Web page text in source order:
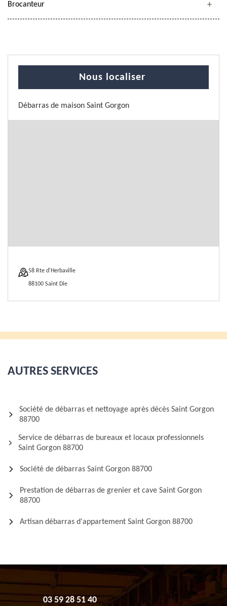
Brocanteur
Nous localiser
Débarras de maison Saint Gorgon
58 Rte d'Herbaville
88100 Saint Die
AUTRES SERVICES
Société de débarras et nettoyage après décès Saint Gorgon
88700
Service de débarras de bureaux et locaux professionnels
Saint Gorgon 88700
Société de débarras Saint Gorgon 88700
Prestation de débarras de grenier et cave Saint Gorgon
88700
Artisan débarras d'appartement Saint Gorgon 88700
03 59 28 51 40